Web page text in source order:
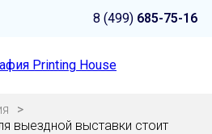
8 (499) 685-75-16
>
выездной выставки стоит